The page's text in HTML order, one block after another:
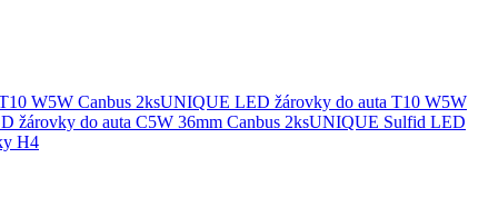
UNIQUE LED žárovky do auta T10 W5W
UNIQUE Sulfid LED
H4